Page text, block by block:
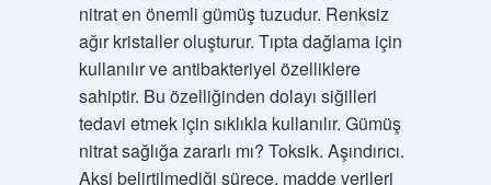
nitrat en önemli gümüş tuzudur. Renksiz
ağır kristaller oluşturur. Tıpta dağlama için
kullanılır ve antibakteriyel özelliklere
sahiptir. Bu özelliğinden dolayı siğilleri
tedavi etmek için sıklıkla kullanılır. Gümüş
nitrat sağlığa zararlı mı? Toksik. Aşındırıcı.
Aksi belirtilmediği sürece, madde verileri